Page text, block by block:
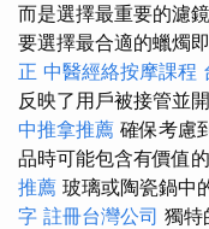
而是選擇最重要的濾
要選擇最合適的蠟燭
正 中醫經絡按摩課程
反映了用戶被接管並
中推拿推薦 確保考慮
品時可能包含有價值
推薦 玻璃或陶瓷鍋中
字 註冊台灣公司 獨特